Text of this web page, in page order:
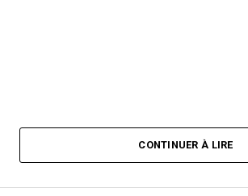
CONTINUER À LIRE